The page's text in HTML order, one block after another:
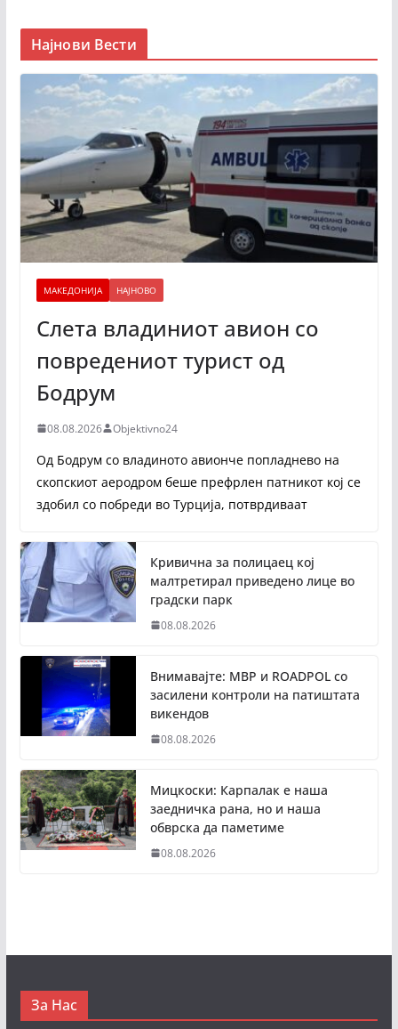
Најнови Вести
МАКЕДОНИЈА НАЈНОВО
Слета владиниот авион со
повредениот турист од
Бодрум
08.08.2026 Objektivno24
Од Бодрум со владиното авионче попладнево на
скопскиот аеродром беше префрлен патникот кој се
здобил со побреди во Турција, потврдиваат
Кривична за полицаец кој
малтретирал приведено лице во
градски парк
08.08.2026
Внимавајте: МВР и ROADPOL со
засилени контроли на патиштата
викендов
08.08.2026
Мицкоски: Карпалак е наша
заедничка рана, но и наша
обврска да паметиме
08.08.2026
За Нас